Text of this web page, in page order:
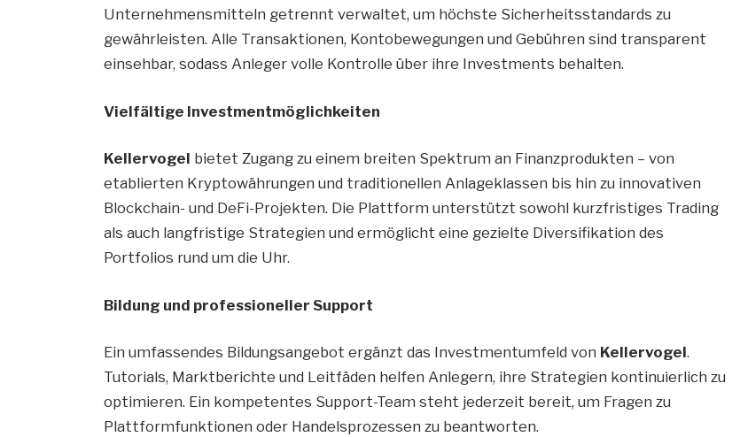
Unternehmensmitteln getrennt verwaltet, um höchste Sicherheitsstandards zu
gewährleisten. Alle Transaktionen, Kontobewegungen und Gebühren sind transparent
einsehbar, sodass Anleger volle Kontrolle über ihre Investments behalten.
Vielfältige Investmentmöglichkeiten
Kellervogel bietet Zugang zu einem breiten Spektrum an Finanzprodukten – von
etablierten Kryptowährungen und traditionellen Anlageklassen bis hin zu innovativen
Blockchain- und DeFi-Projekten. Die Plattform unterstützt sowohl kurzfristiges Trading
als auch langfristige Strategien und ermöglicht eine gezielte Diversifikation des
Portfolios rund um die Uhr.
Bildung und professioneller Support
Ein umfassendes Bildungsangebot ergänzt das Investmentumfeld von Kellervogel.
Tutorials, Marktberichte und Leitfäden helfen Anlegern, ihre Strategien kontinuierlich zu
optimieren. Ein kompetentes Support-Team steht jederzeit bereit, um Fragen zu
Plattformfunktionen oder Handelsprozessen zu beantworten.